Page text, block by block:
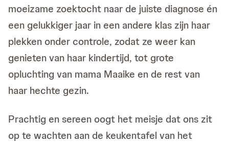
moeizame zoektocht naar de juiste diagnose én
een gelukkiger jaar in een andere klas zijn haar
plekken onder controle, zodat ze weer kan
genieten van haar kindertijd, tot grote
opluchting van mama Maaike en de rest van
haar hechte gezin.
Prachtig en sereen oogt het meisje dat ons zit
op te wachten aan de keukentafel van het